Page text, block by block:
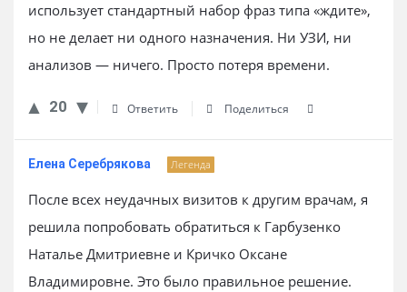
использует стандартный набор фраз типа «ждите»,
но не делает ни одного назначения. Ни УЗИ, ни
анализов — ничего. Просто потеря времени.
20 Ответить Поделиться
Елена Серебрякова Легенда
После всех неудачных визитов к другим врачам, я
решила попробовать обратиться к Гарбузенко
Наталье Дмитриевне и Кричко Оксане
Владимировне. Это было правильное решение.